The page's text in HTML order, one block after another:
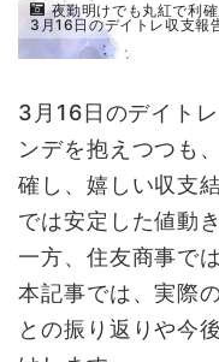
夜勤明けでも丸紅で利
3月16日のデイトレ収支報
3月16日のデイト
ンデを抱えつつも
確し、嬉しい収支
では安定した値動
一方、住友商事で
本記事では、実際
との振り返りや今